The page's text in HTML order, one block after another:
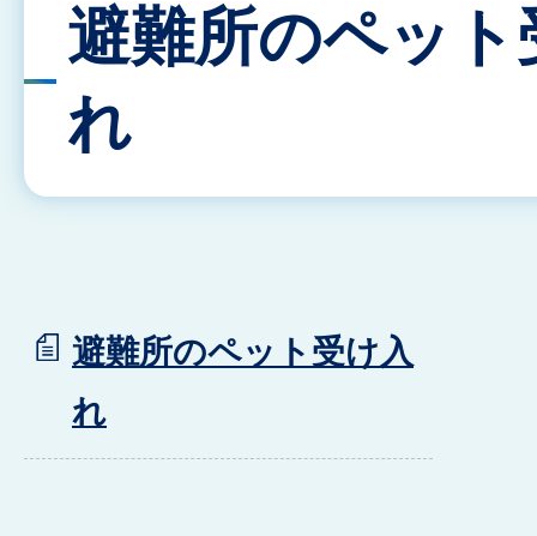
避難所のペット
れ
避難所のペット受け入
れ